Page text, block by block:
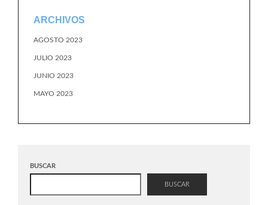
ARCHIVOS
AGOSTO 2023
JULIO 2023
JUNIO 2023
MAYO 2023
BUSCAR
BUSCAR